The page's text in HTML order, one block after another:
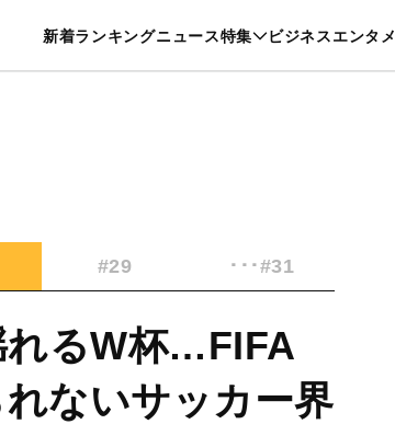
新着ランキングニュース特集 ビジネスエンタメ
暮らし スポーツ ヘルスケア 美容 グルメ
#29 ･･･#31
れるW杯…FIFA
ないサッカー界